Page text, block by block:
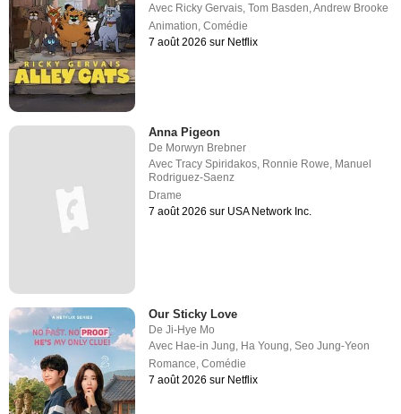
Avec Ricky Gervais,Tom Basden,Andrew Brooke
Animation,Comédie
7 août 2026 sur Netflix
Anna Pigeon
De Morwyn Brebner
AvecTracy Spiridakos, Ronnie Rowe, Manuel
Rodriguez-Saenz
Drame
7 août 2026 sur USA Network Inc.
Our Sticky Love
DeJi-Hye Mo
Avec Hae-in Jung, Ha Young,Seo Jung-Yeon
Romance,Comédie
7 août 2026 sur Netflix